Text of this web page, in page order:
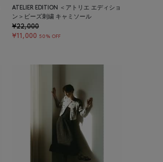
ATELIER EDITION ＜アトリエ エディショ
ン＞ビーズ刺繍 キャミソール
¥22,000
¥11,000 50% OFF